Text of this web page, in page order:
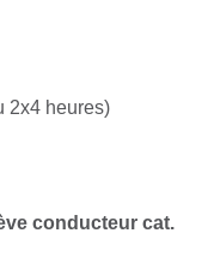
2x4 heures)
conducteur cat.